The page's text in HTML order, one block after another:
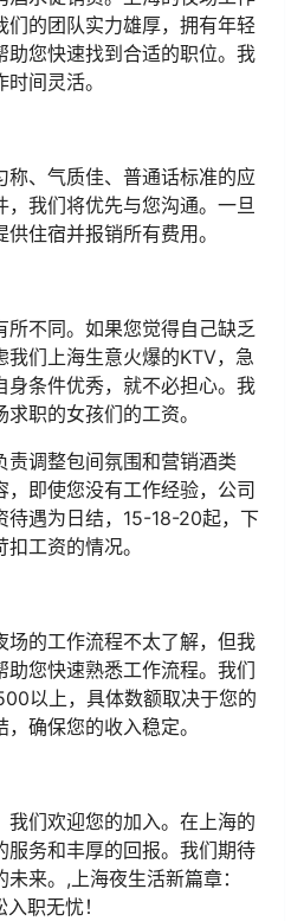
的团队实力雄厚，拥有年轻
助您快速找到合适的职位。我
间灵活。
、气质佳、普通话标准的应
我们将优先与您沟通。一旦
住宿并报销所有费用。
所不同。如果您觉得自己缺乏
们上海生意火爆的KTV，急
身条件优秀，就不必担心。我
职的女孩们的工资。
调整包间氛围和营销酒类
即使您没有工作经验，公司
待遇为日结，15-18-20起，下
工资的情况。
场的工作流程不太了解，但我
您快速熟悉工作流程。我们
以上，具体数额取决于您的
确保您的收入稳定。
们欢迎您的加入。在上海的
服务和丰厚的回报。我们期待
来。,上海夜生活新篇章：
职无忧！